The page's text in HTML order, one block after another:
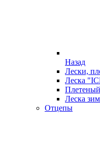
Назад
Лески,
Леска
Леска
Отцепы